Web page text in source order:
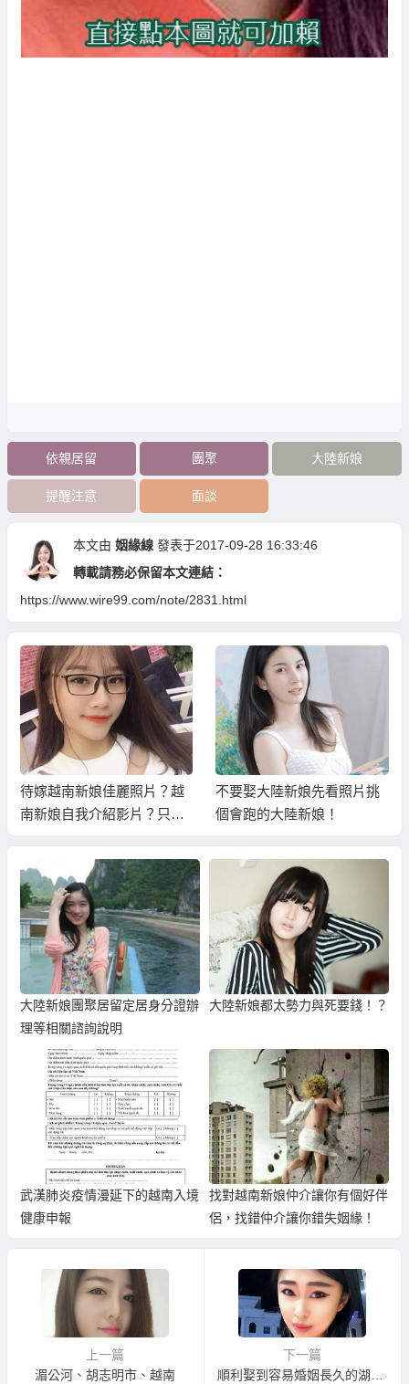
依親居留 團聚 大陸新娘
提醒注意 面談
本文由 姻緣線 發表于2017-09-28 16:33:46
轉載請務必保留本文連結：
https://www.wire99.com/note/2831.html
待嫁越南新娘佳麗照片？越
南新娘自我介紹影片？只有
不要娶大陸新娘先看照片挑
個會跑的大陸新娘！
大陸新娘團聚居留定居身分證辦
理等相關諮詢說明
大陸新娘都太勢力與死要錢！？
武漢肺炎疫情漫延下的越南入境
健康申報
找對越南新娘仲介讓你有個好伴
侶，找錯仲介讓你錯失姻緣！
上一篇
湄公河、胡志明市、越南
下一篇